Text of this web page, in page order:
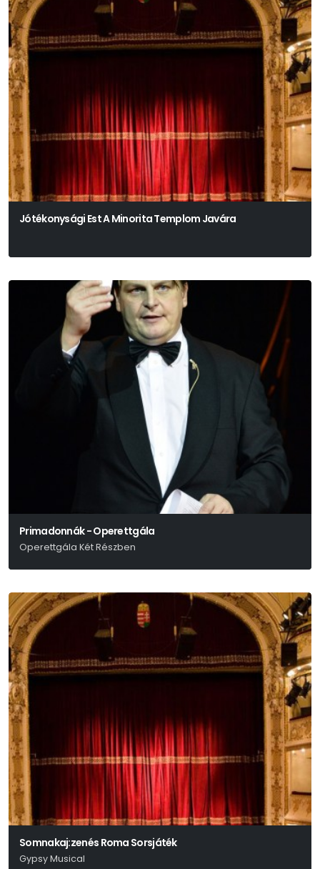
Jótékonysági Est A Minorita Templom Javára
Primadonnák - Operettgála
Operettgála Két Részben
Somnakaj:zenés Roma Sorsjáték
Gypsy Musical